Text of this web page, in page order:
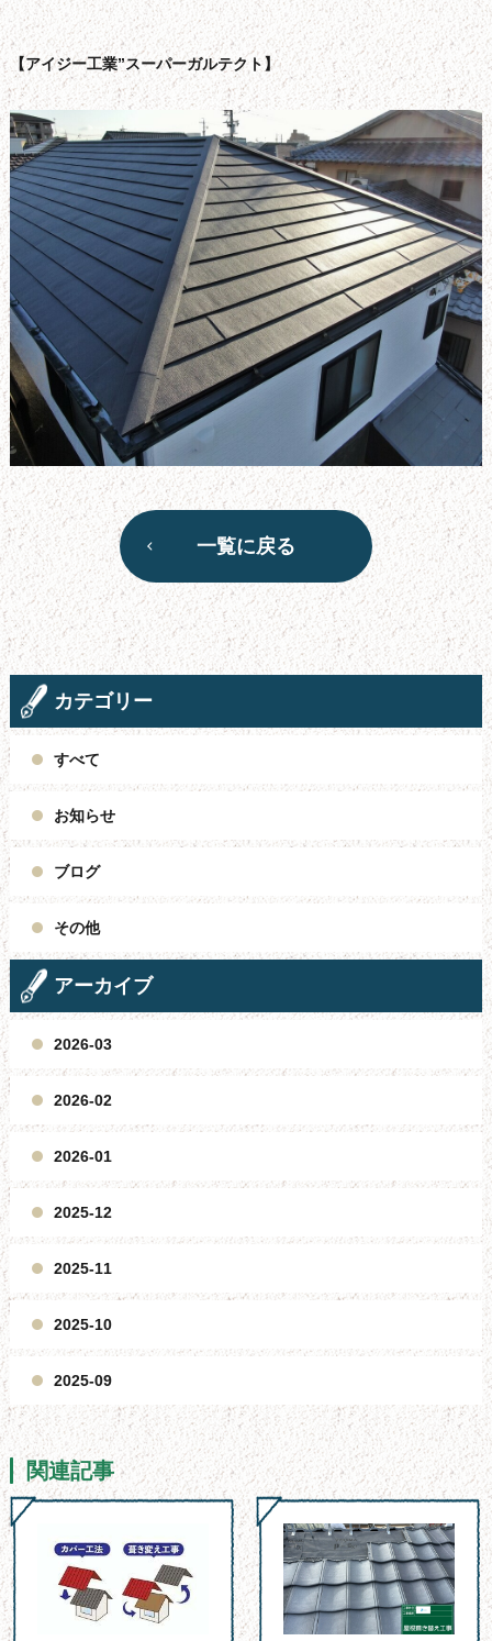
【アイジー工業”スーパーガルテクト】
一覧に戻る
カテゴリー
すべて
お知らせ
ブログ
その他
アーカイブ
2026-03
2026-02
2026-01
2025-12
2025-11
2025-10
2025-09
関連記事